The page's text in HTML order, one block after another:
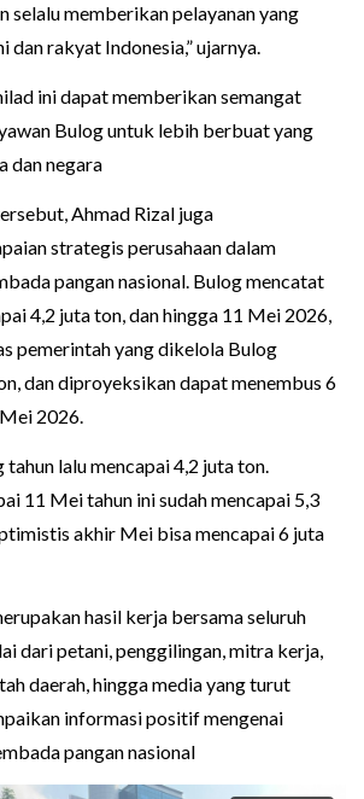
selalu memberikan pelayanan yang
rakyat Indonesia,” ujarnya.
ini dapat memberikan semangat
Bulog untuk lebih berbuat yang
dan negara
Ahmad Rizal juga
strategis perusahaan dalam
pangan nasional. Bulog mencatat
4,2 juta ton, dan hingga 11 Mei 2026,
pemerintah yang dikelola Bulog
dan diproyeksikan dapat menembus 6
2026.
tahun lalu mencapai 4,2 juta ton.
11 Mei tahun ini sudah mencapai 5,3
akhir Mei bisa mencapai 6 juta
hasil kerja bersama seluruh
dari petani, penggilingan, mitra kerja,
daerah, hingga media yang turut
informasi positif mengenai
pangan nasional